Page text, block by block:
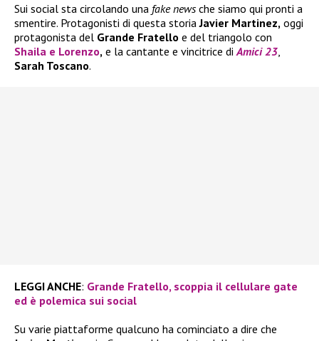
Sui social sta circolando una fake newsche siamo qui pronti a
smentire. Protagonisti di questa storiaJavier Martinez, oggi
protagonista del Grande Fratello e del triangolo con
Shaila e Lorenzo, e la cantante e vincitrice di Amici 23
Sarah Toscano.
LEGGI ANCHE: Grande Fratello, scoppia il cellulare gate
ed è polemica sui social
Su varie piattaforme qualcuno ha cominciato a dire che